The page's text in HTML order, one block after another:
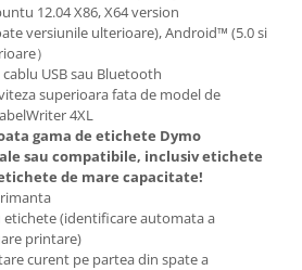
12.04 X86, X64 version
versiunile ulterioare), Android™ (5.0 si
）
USB sau Bluetooth
superioara fata de model de
4XL
gama de etichete Dymo
sau compatibile, inclusiv etichete
de mare capacitate!
(identificare automata a
printare)
curent pe partea din spate a